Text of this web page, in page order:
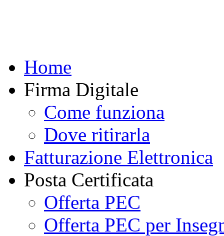
Home
Firma Digitale
Come funziona
Dove ritirarla
Fatturazione Elettronica
Posta Certificata
Offerta PEC
Offerta PEC per